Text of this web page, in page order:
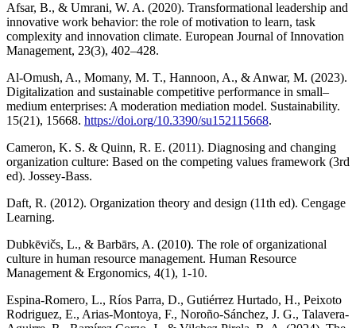
Afsar, B., & Umrani, W. A. (2020). Transformational leadership and
innovative work behavior: the role of motivation to learn, task
complexity and innovation climate. European Journal of Innovation
Management, 23(3), 402–428.
Al-Omush, A., Momany, M. T., Hannoon, A., & Anwar, M. (2023).
Digitalization and sustainable competitive performance in small–
medium enterprises: A moderation mediation model. Sustainability.
15(21), 15668. https://doi.org/10.3390/su152115668.
Cameron, K. S. & Quinn, R. E. (2011). Diagnosing and changing
organization culture: Based on the competing values framework (3rd
ed). Jossey-Bass.
Daft, R. (2012). Organization theory and design (11th ed). Cengage
Learning.
Dubkēvičs, L., & Barbārs, A. (2010). The role of organizational
culture in human resource management. Human Resource
Management & Ergonomics, 4(1), 1-10.
Espina-Romero, L., Ríos Parra, D., Gutiérrez Hurtado, H., Peixoto
Rodriguez, E., Arias-Montoya, F., Noroño-Sánchez, J. G., Talavera-